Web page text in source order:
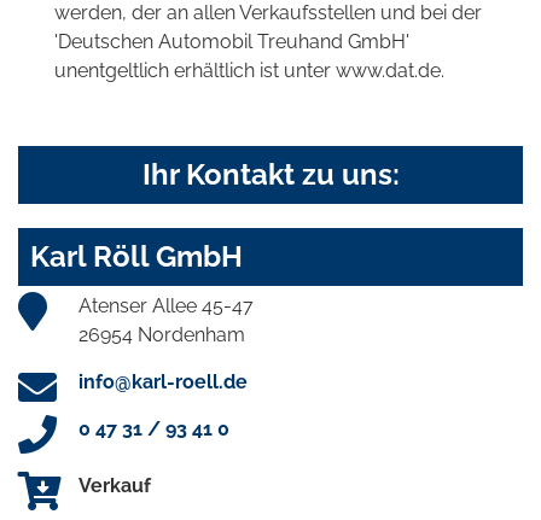
werden, der an allen Verkaufsstellen und bei der
'Deutschen Automobil Treuhand GmbH'
unentgeltlich erhältlich ist unter www.dat.de.
Ihr Kontakt zu uns:
Karl Röll GmbH
Atenser Allee 45-47
26954 Nordenham
info@karl-roell.de
0 47 31 / 93 41 0
Verkauf